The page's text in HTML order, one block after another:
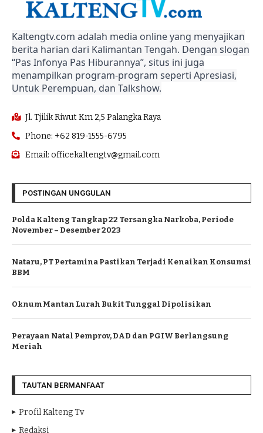
Kaltengtv.com adalah media online yang menyajikan
berita harian dari Kalimantan Tengah. Dengan slogan
“Pas Infonya Pas Hiburannya”, situs ini juga
menampilkan program-program seperti Apresiasi,
Untuk Perempuan, dan Talkshow.
Jl. Tjilik Riwut Km 2,5 Palangka Raya
Phone: +62 819-1555-6795
Email: officekaltengtv@gmail.com
POSTINGAN UNGGULAN
Polda Kalteng Tangkap 22 Tersangka Narkoba, Periode
November – Desember 2023
Nataru, PT Pertamina Pastikan Terjadi Kenaikan Konsumsi
BBM
Oknum Mantan Lurah Bukit Tunggal Dipolisikan
Perayaan Natal Pemprov, DAD dan PGIW Berlangsung
Meriah
TAUTAN BERMANFAAT
Profil Kalteng Tv
Redaksi